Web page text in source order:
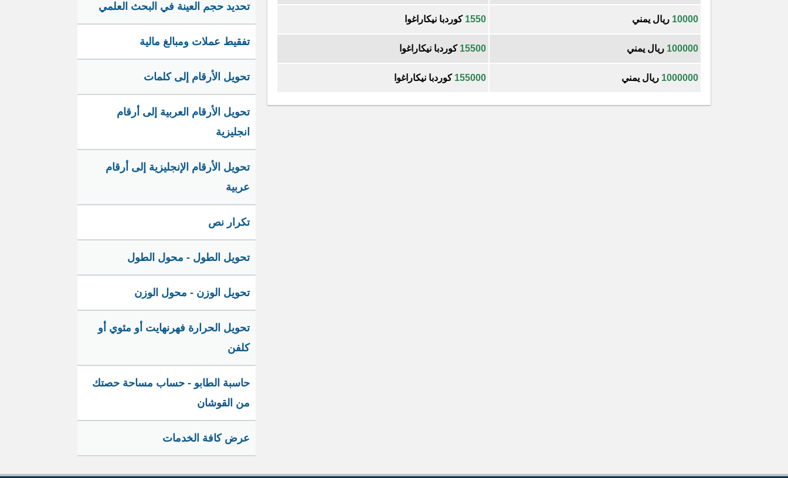
10000 ريال يمني 1550 كوردبا نيكاراغوا
100000 ريال يمني 15500 كوردبا نيكاراغوا
1000000 ريال يمني 155000 كوردبا نيكاراغوا
تحديد حجم العينة في البحث العلمي
تفقيط عملات ومبالغ مالية
تحويل الأرقام إلى كلمات
تحويل الأرقام العربية إلى أرقام
انجليزية
تحويل الأرقام الإنجليزية إلى أرقام
عربية
تكرار نص
تحويل الطول - محول الطول
تحويل الوزن - محول الوزن
تحويل الحرارة فهرنهايت أو مئوي أو
كلفن
حاسبة الطابو - حساب مساحة حصتك
من القوشان
عرض كافة الخدمات